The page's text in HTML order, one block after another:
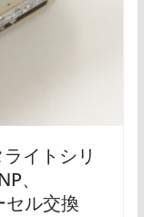
イトシリ
、
セル交換